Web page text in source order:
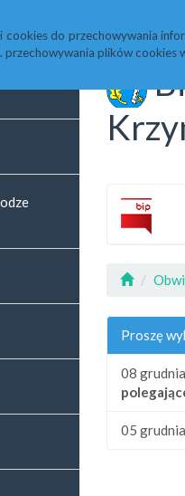
do przechowywania
plików cookies
Proszę
08
05